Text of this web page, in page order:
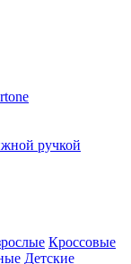
ручкой
Кроссовые
Детские